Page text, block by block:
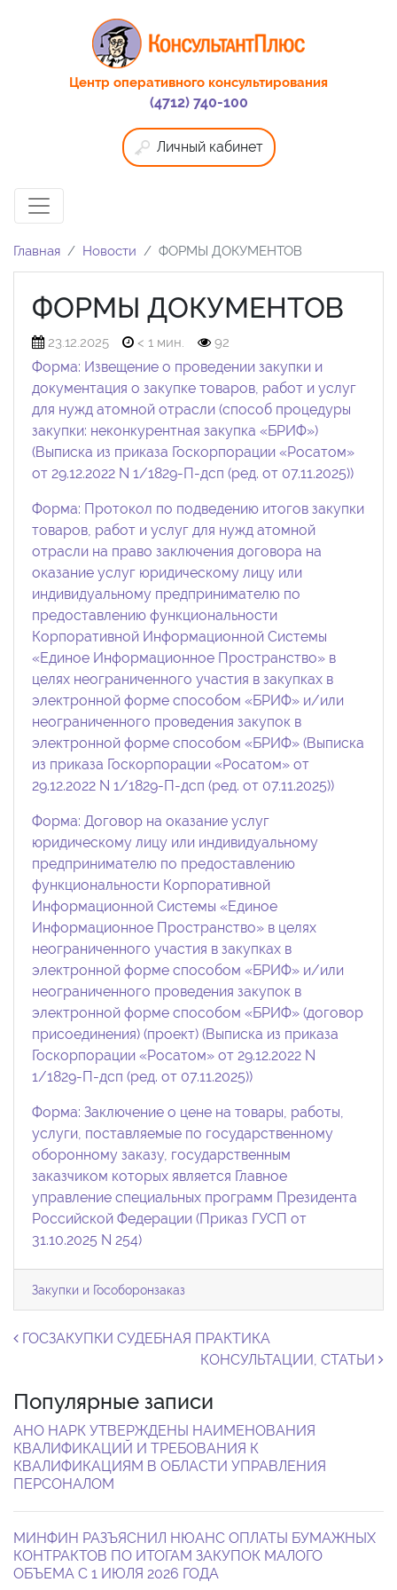
Центр оперативного консультирования
(4712) 740-100
Личный кабинет
Главная Новости ФОРМЫ ДОКУМЕНТОВ
ФОРМЫ ДОКУМЕНТОВ
23.12.2025 < 1 мин. 92
Форма: Извещение о проведении закупки и
документация о закупке товаров, работ и услуг
для нужд атомной отрасли (способ процедуры
закупки: неконкурентная закупка «БРИФ»)
(Выписка из приказа Госкорпорации «Росатом»
от 29.12.2022 N 1/1829-П-дсп (ред. от 07.11.2025))
Форма: Протокол по подведению итогов закупки
товаров, работ и услуг для нужд атомной
отрасли на право заключения договора на
оказание услуг юридическому лицу или
индивидуальному предпринимателю по
предоставлению функциональности
Корпоративной Информационной Системы
«Единое Информационное Пространство» в
целях неограниченного участия в закупках в
электронной форме способом «БРИФ» и/или
неограниченного проведения закупок в
электронной форме способом «БРИФ» (Выписка
из приказа Госкорпорации «Росатом» от
29.12.2022 N 1/1829-П-дсп (ред. от 07.11.2025))
Форма: Договор на оказание услуг
юридическому лицу или индивидуальному
предпринимателю по предоставлению
функциональности Корпоративной
Информационной Системы «Единое
Информационное Пространство» в целях
неограниченного участия в закупках в
электронной форме способом «БРИФ» и/или
неограниченного проведения закупок в
электронной форме способом «БРИФ» (договор
присоединения) (проект) (Выписка из приказа
Госкорпорации «Росатом» от 29.12.2022 N
1/1829-П-дсп (ред. от 07.11.2025))
Форма: Заключение о цене на товары, работы,
услуги, поставляемые по государственному
оборонному заказу, государственным
заказчиком которых является Главное
управление специальных программ Президента
Российской Федерации (Приказ ГУСП от
31.10.2025 N 254)
Закупки и Гособоронзаказ
Навигация по записям
ГОСЗАКУПКИ СУДЕБНАЯ ПРАКТИКА
КОНСУЛЬТАЦИИ, СТАТЬИ
Популярные записи
АНО НАРК УТВЕРЖДЕНЫ НАИМЕНОВАНИЯ
КВАЛИФИКАЦИЙ И ТРЕБОВАНИЯ К
КВАЛИФИКАЦИЯМ В ОБЛАСТИ УПРАВЛЕНИЯ
ПЕРСОНАЛОМ
МИНФИН РАЗЪЯСНИЛ НЮАНС ОПЛАТЫ БУМАЖНЫХ
КОНТРАКТОВ ПО ИТОГАМ ЗАКУПОК МАЛОГО
ОБЪЕМА С 1 ИЮЛЯ 2026 ГОДА